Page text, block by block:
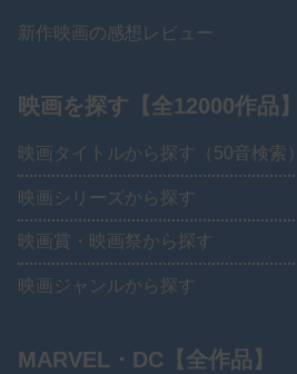
新作映画の感想レビュー
映画を探す【全12000作品】
映画タイトルから探す（50音検索）
映画シリーズから探す
映画賞・映画祭から探す
映画ジャンルから探す
MARVEL・DC【全作品】